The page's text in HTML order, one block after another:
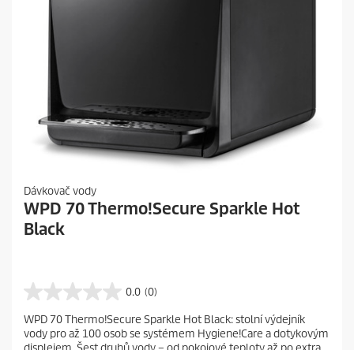
Dávkovač vody
WPD 70 Thermo!Secure Sparkle Hot
Black
0.0 (0)
0
.
0
z
WPD 70 Thermo!Secure Sparkle Hot Black: stolní výdejník
vody pro až 100 osob se systémem Hygiene!Care a dotykovým